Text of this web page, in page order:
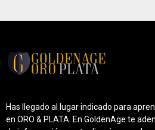
Has llegado al lugar indicado para
en ORO & PLATA. En GoldenAge te